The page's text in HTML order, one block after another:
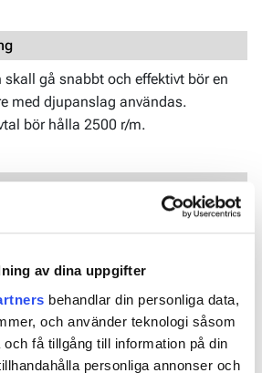
av dina uppgifter
behandlar din personliga data,
och använder teknologi såsom
få tillgång till information på din
personliga annonser och
gå snabbt och effektivt bör en
med djupanslag användas.
bör hålla 2500 r/m.
C4.pdf